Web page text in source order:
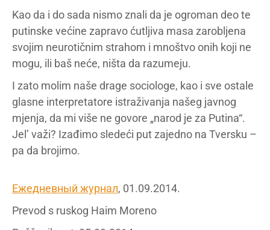
Kao da i do sada nismo znali da je ogroman deo te
putinske većine zapravo ćutljiva masa zarobljena
svojim neurotičnim strahom i mnoštvo onih koji ne
mogu, ili baš neće, ništa da razumeju.
I zato molim naše drage sociologe, kao i sve ostale
glasne interpretatore istraživanja našeg javnog
mjenja, da mi više ne govore „narod je za Putina“.
Jel’ važi? Izađimo sledeći put zajedno na Tversku –
pa da brojimo.
Ежедневный журнал, 01.09.2014.
Prevod s ruskog Haim Moreno